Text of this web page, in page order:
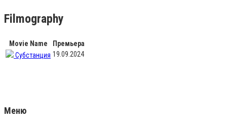
Filmography
Movie Name
Премьера
Субстанция 19.09.2024
Меню